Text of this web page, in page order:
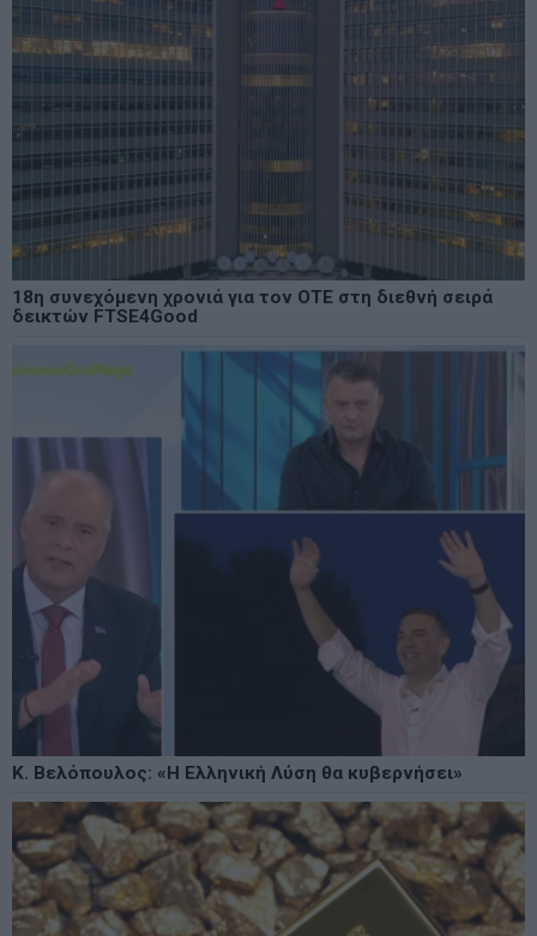
18η συνεχόμενη χρονιά για τον ΟΤΕ στη διεθνή σειρά
δεικτών FTSE4Good
Κ. Βελόπουλος: «Η Ελληνική Λύση θα κυβερνήσει»